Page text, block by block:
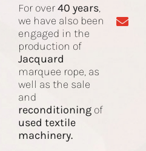
For over40 years,
we have also been
engaged in the
production of
Jacquard
marquee rope, as
well as the sale
and
reconditioning of
used textile
machinery.
Jacquard Cord
Machines
Contact